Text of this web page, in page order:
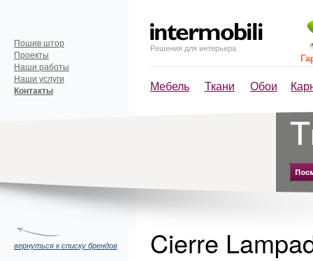
Решения для интерьера
Мебель Ткани Обои
Пошив штор
Проекты
Наши работы
Наши услуги
Контакты
вернуться к списку брендов Cierre